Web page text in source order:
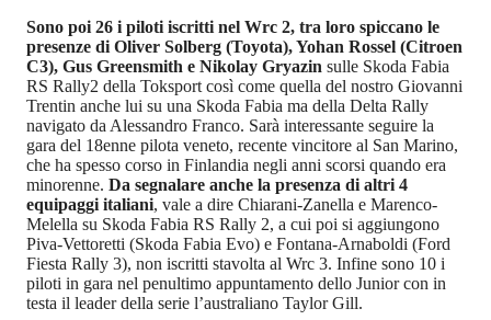
Sono poi 26 i piloti iscritti nel Wrc 2, tra loro spiccano le
presenze di Oliver Solberg (Toyota), Yohan Rossel (Citroen
C3), Gus Greensmith e Nikolay Gryazin sulle Skoda Fabia
RS Rally2 della Toksport così come quella del nostro Giovanni
Trentin anche lui su una Skoda Fabia ma della Delta Rally
navigato da Alessandro Franco. Sarà interessante seguire la
gara del 18enne pilota veneto, recente vincitore al San Marino,
che ha spesso corso in Finlandia negli anni scorsi quando era
minorenne. Da segnalare anche la presenza di altri 4
equipaggi italiani, vale a dire Chiarani-Zanella e Marenco-
Melella su Skoda Fabia RS Rally 2, a cui poi si aggiungono
Piva-Vettoretti (Skoda Fabia Evo) e Fontana-Arnaboldi (Ford
Fiesta Rally 3), non iscritti stavolta al Wrc 3. Infine sono 10 i
piloti in gara nel penultimo appuntamento dello Junior con in
testa il leader della serie l’australiano Taylor Gill.